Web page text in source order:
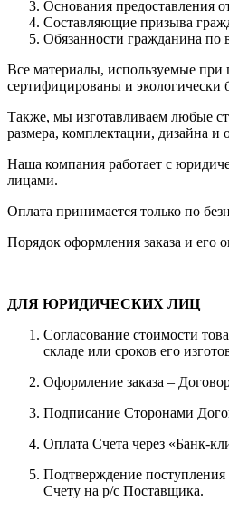
Основания предоставления
Составляющие призыва
Обязанности гражданина по
Все материалы, используемые при
сертифицированы и экологически
Также, мы изготавливаем любые
размера, комплектации, дизайна и
Наша компания работает с
лицами.
Оплата принимается только по
Порядок оформления заказа и его
ДЛЯ ЮРИДИЧЕСКИХ ЛИЦ
Согласование стоимости
складе или сроков его
Оформление заказа –
Подписание Сторонами
Оплата Счета через «Банк-
Подтверждение
Счету на р/с Поставщика.